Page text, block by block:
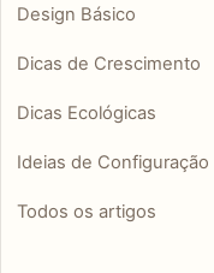
Design Básico
Dicas de Crescimento
Dicas Ecológicas
Ideias de Configuração
Todos os artigos